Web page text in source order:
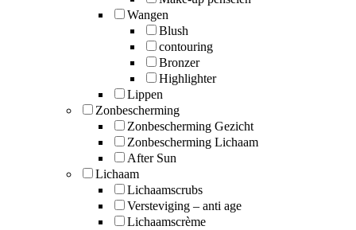
Wangen
Blush
contouring
Bronzer
Highlighter
Lippen
Zonbescherming
Zonbescherming Gezicht
Zonbescherming Lichaam
After Sun
Lichaam
Lichaamscrubs
Versteviging – anti age
Lichaamscrème